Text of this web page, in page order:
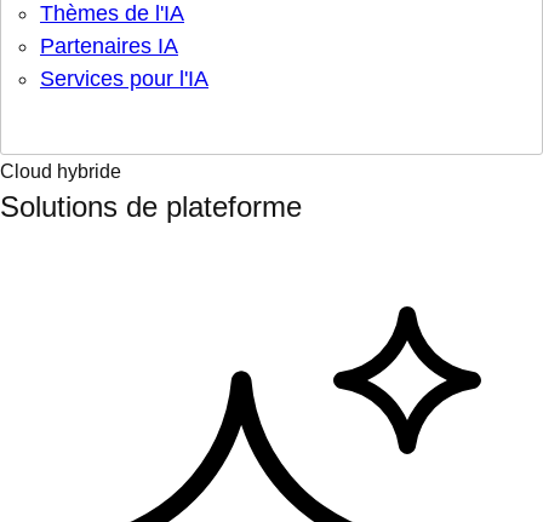
Thèmes de l'IA
Partenaires IA
Services pour l'IA
Cloud hybride
Solutions de plateforme